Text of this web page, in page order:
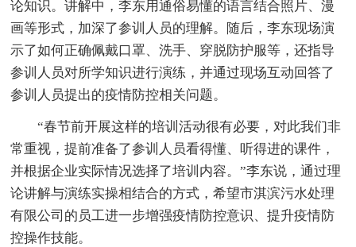
论知识。讲解中，李东用通俗易懂的语言结合照片、漫
画等形式，加深了参训人员的理解。随后，李东现场演
示了如何正确佩戴口罩、洗手、穿脱防护服等，还指导
参训人员对所学知识进行演练，并通过现场互动回答了
参训人员提出的疫情防控相关问题。
“春节前开展这样的培训活动很有必要，对此我们非
常重视，提前准备了参训人员看得懂、听得进的课件，
并根据企业实际情况选择了培训内容。”李东说，通过理
论讲解与演练实操相结合的方式，希望市淇滨污水处理
有限公司的员工进一步增强疫情防控意识、提升疫情防
控操作技能。